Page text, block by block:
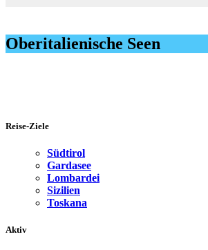
Oberitalienische Seen
Reise-Ziele
Südtirol
Gardasee
Lombardei
Sizilien
Toskana
Aktiv